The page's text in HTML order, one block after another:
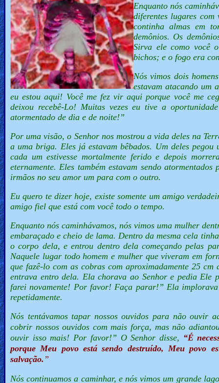
Enquanto nós
diferentes lugares
continha almas em
demônios. Os
Sirva ele como você
bichos; e o fogo era
Nós vimos dois
estavam atacando um
eu estou aqui! Você me fez vir aqui porque você me
deixou recebê-Lo! Muitas vezes eu tive a
atormentado de dia e de noite!”
Por uma visão, o Senhor nos mostrou a vida deles na
a uma briga. Eles já estavam bêbados. Um deles
cada um estivesse mortalmente ferido e depois
eternamente. Eles também estavam sendo
irmãos no seu amor um para com o outro.
Eu quero te dizer hoje, existe somente um amigo
amigo fiel que está com você todo o tempo.
Enquanto nós caminhávamos, nós vimos uma mulher
embaraçado e cheio de lama. Dentro da mesma cela
o corpo dela, e entrou dentro dela começando pelas
Naquele lugar todo homem e mulher que viveram em
que fazê-lo com as cobras com aproximadamente 25
entrava entro dela. Ela chorava ao Senhor e pedia
farei novamente! Por favor! Faça parar!” Ela
repetidamente.
Nós tentávamos tapar nossos ouvidos para não ouvir
cobrir nossos ouvidos com mais força, mas não
ouvir isso mais! Por favor!” O Senhor disse, “É
porque Meu povo está sendo destruído, Meu povo
salvação. ”
Nós continuamos a caminhar, e nós vimos um grande